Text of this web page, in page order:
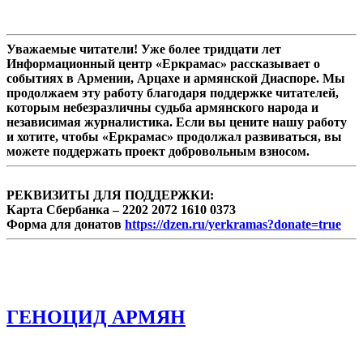
Уважаемые читатели! Уже более тридцати лет
Информационный центр «Еркрамас» рассказывает о
событиях в Армении, Арцахе и армянской Диаспоре. Мы
продолжаем эту работу благодаря поддержке читателей,
которым небезразличны судьба армянского народа и
независимая журналистика. Если вы цените нашу работу
и хотите, чтобы «Еркрамас» продолжал развиваться, вы
можете поддержать проект добровольным взносом.
РЕКВИЗИТЫ ДЛЯ ПОДДЕРЖКИ:
Карта Сбербанка – 2202 2072 1610 0373
Форма для донатов https://dzen.ru/yerkramas?donate=true
ГЕНОЦИД АРМЯН